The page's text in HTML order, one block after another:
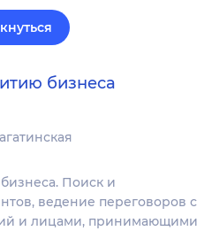
бизнеса
Поиск и
ведение переговоров с
и лицами, принимающими